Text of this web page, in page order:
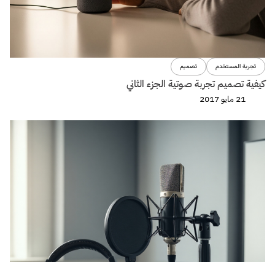
تجربة المستخدم تصميم
كيفية تصميم تجربة صوتية الجزء الثاني
21 مايو 2017